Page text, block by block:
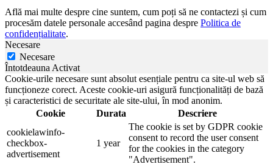
Află mai multe despre cine suntem, cum poți să ne contactezi și cum
procesăm datele personale accesând pagina despre Politica de
confidențialitate.
Necesare
Necesare
Întotdeauna Activat
Cookie-urile necesare sunt absolut esențiale pentru ca site-ul web să
funcționeze corect. Aceste cookie-uri asigură funcționalități de bază
și caracteristici de securitate ale site-ului, în mod anonim.
Cookie
Durata
Descriere
cookielawinfo-
checkbox-
advertisement
1 year
The cookie is set by GDPR cookie
consent to record the user consent
for the cookies in the category
"Advertisement".